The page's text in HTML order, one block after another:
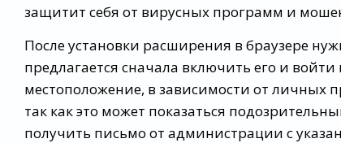
защитит себя от вирусных программ и
После установки расширения в браузере
предлагается сначала включить его и
местоположение, в зависимости от личных
так как это может показаться
получить письмо от администрации с